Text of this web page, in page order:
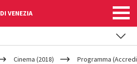
VENEZIA
Cinema (2018) Programma